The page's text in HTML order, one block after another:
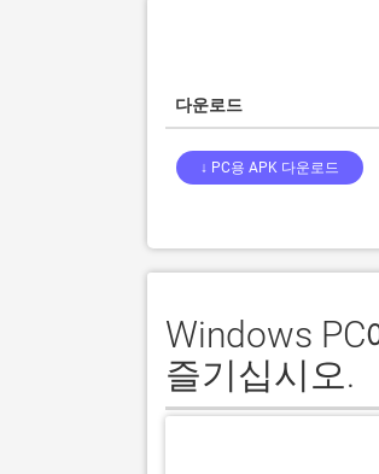
다운로드
↓ PC용 APK 다운로드
Windows
즐기십시오.